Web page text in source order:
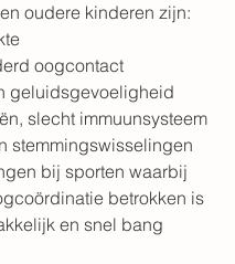
oudere kinderen zijn:
oogcontact
geluidsgevoeligheid
slecht immuunsysteem
stemmingswisselingen
bij sporten waarbij
betrokken is
en snel bang